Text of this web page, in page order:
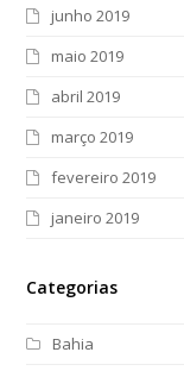
junho 2019
maio 2019
abril 2019
março 2019
fevereiro 2019
janeiro 2019
Categorias
Bahia